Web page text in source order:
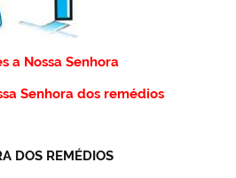
a Nossa Senhora
Senhora dos remédios
DOS REMÉDIOS